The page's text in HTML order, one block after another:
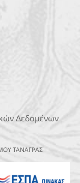
Δεδομένων
ΤΑΝΑΓΡΑΣ